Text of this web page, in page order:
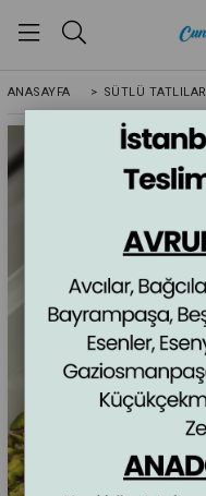
ANASAYFA > SÜTLÜ TATLILAR